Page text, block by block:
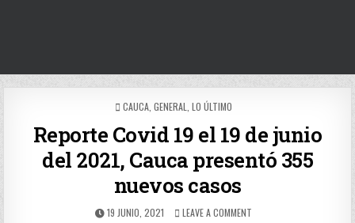
POSTED
CAUCA GENERAL LO ÚLTIMO
Reporte Covid 19 el 19 de junio
del 2021, Cauca presentó 355
nuevos casos
PUBLISHED
19 JUNIO, 2021 LEAVE A COMMENT